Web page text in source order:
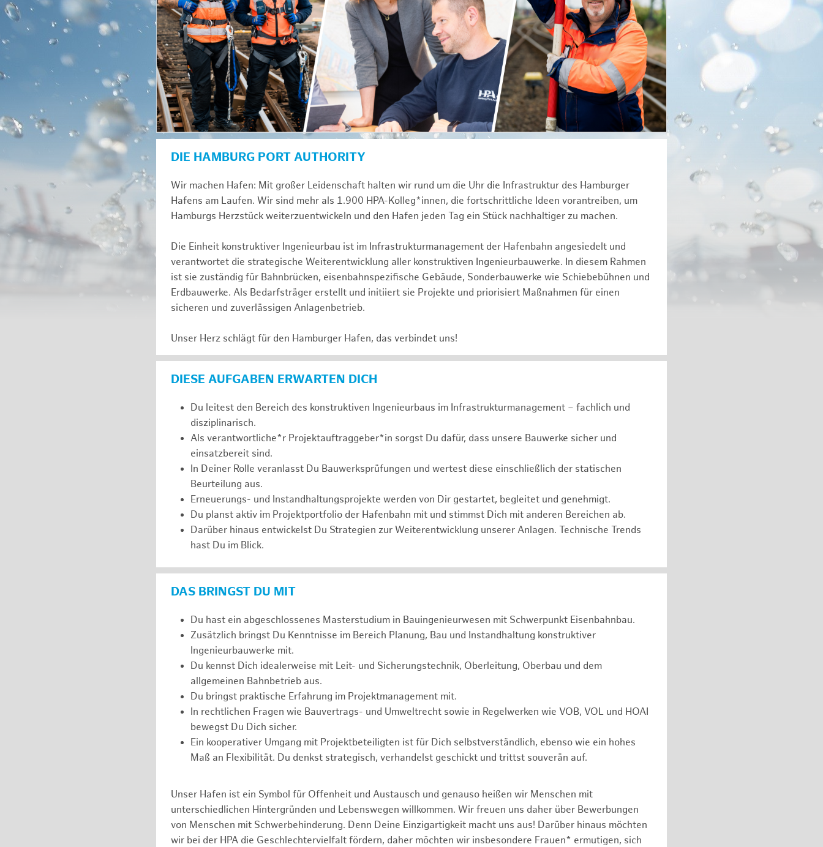
DIE HAMBURG PORT AUTHORITY
Wir machen Hafen: Mit großer Leidenschaft halten wir rund um die Uhr die Infrastruktur des Hamburger
Hafens am Laufen. Wir sind mehr als 1.900 HPA-Kolleg*innen, die fortschrittliche Ideen vorantreiben, um
Hamburgs Herzstück weiterzuentwickeln und den Hafen jeden Tag ein Stück nachhaltiger zu machen.
Die Einheit konstruktiver Ingenieurbau ist im Infrastrukturmanagement der Hafenbahn angesiedelt und
verantwortet die strategische Weiterentwicklung aller konstruktiven Ingenieurbauwerke. In diesem Rahmen
ist sie zuständig für Bahnbrücken, eisenbahnspezifische Gebäude, Sonderbauwerke wie Schiebebühnen und
Erdbauwerke. Als Bedarfsträger erstellt und initiiert sie Projekte und priorisiert Maßnahmen für einen
sicheren und zuverlässigen Anlagenbetrieb.
Unser Herz schlägt für den Hamburger Hafen, das verbindet uns!
DIESE AUFGABEN ERWARTEN DICH
Du leitest den Bereich des konstruktiven Ingenieurbaus im Infrastrukturmanagement – fachlich und
disziplinarisch.
Als verantwortliche*r Projektauftraggeber*in sorgst Du dafür, dass unsere Bauwerke sicher und
einsatzbereit sind.
In Deiner Rolle veranlasst Du Bauwerksprüfungen und wertest diese einschließlich der statischen
Beurteilung aus.
Erneuerungs- und Instandhaltungsprojekte werden von Dir gestartet, begleitet und genehmigt.
Du planst aktiv im Projektportfolio der Hafenbahn mit und stimmst Dich mit anderen Bereichen ab.
Darüber hinaus entwickelst Du Strategien zur Weiterentwicklung unserer Anlagen. Technische Trends
hast Du im Blick.
DAS BRINGST DU MIT
Du hast ein abgeschlossenes Masterstudium in Bauingenieurwesen mit Schwerpunkt Eisenbahnbau.
Zusätzlich bringst Du Kenntnisse im Bereich Planung, Bau und Instandhaltung konstruktiver
Ingenieurbauwerke mit.
Du kennst Dich idealerweise mit Leit- und Sicherungstechnik, Oberleitung, Oberbau und dem
allgemeinen Bahnbetrieb aus.
Du bringst praktische Erfahrung im Projektmanagement mit.
In rechtlichen Fragen wie Bauvertrags- und Umweltrecht sowie in Regelwerken wie VOB, VOL und HOAI
bewegst Du Dich sicher.
Ein kooperativer Umgang mit Projektbeteiligten ist für Dich selbstverständlich, ebenso wie ein hohes
Maß an Flexibilität. Du denkst strategisch, verhandelst geschickt und trittst souverän auf.
Unser Hafen ist ein Symbol für Offenheit und Austausch und genauso heißen wir Menschen mit
unterschiedlichen Hintergründen und Lebenswegen willkommen. Wir freuen uns daher über Bewerbungen
von Menschen mit Schwerbehinderung. Denn Deine Einzigartigkeit macht uns aus! Darüber hinaus möchten
wir bei der HPA die Geschlechtervielfalt fördern, daher möchten wir insbesondere Frauen* ermutigen, sich